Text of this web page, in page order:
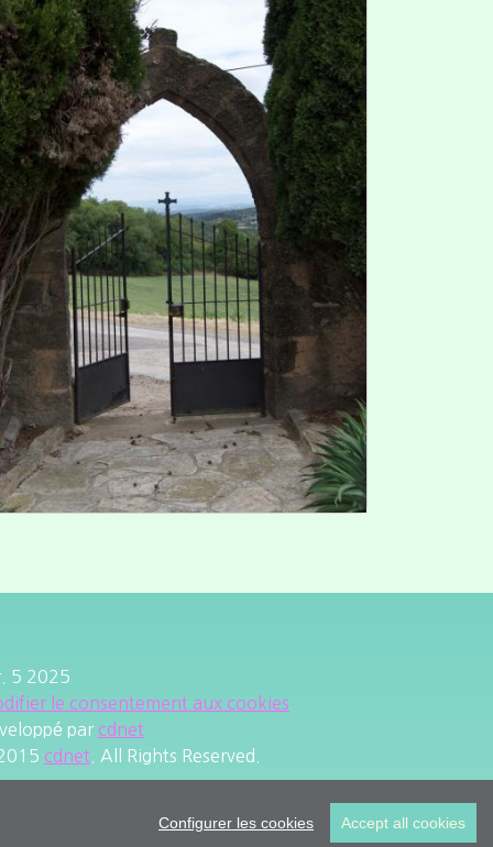
Configurer les cookies Accept all cookies
5 2025
le consentement aux cookies
par cdnet
cdnet . All Rights Reserved.